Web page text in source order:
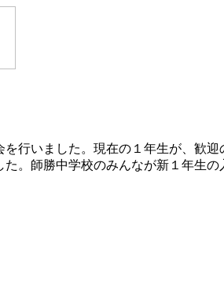
行いました。現在の１年生が、歓迎
。師勝中学校のみんなが新１年生の